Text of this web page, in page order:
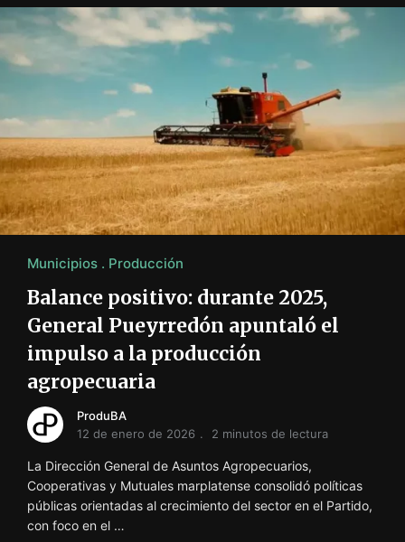
Municipios Producción
Balance positivo: durante 2025,
General Pueyrredón apuntaló el
impulso a la producción
agropecuaria
ProduBA
12 de enero de 2026
2 minutos de lectura
La Dirección General de Asuntos Agropecuarios,
Cooperativas y Mutuales marplatense consolidó políticas
públicas orientadas al crecimiento del sector en el Partido,
con foco en el …